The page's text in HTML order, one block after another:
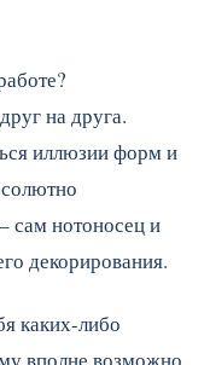
на друга.
иллюзии форм и
сам нотоносец и
декорирования.
каких-либо
вполне возможно